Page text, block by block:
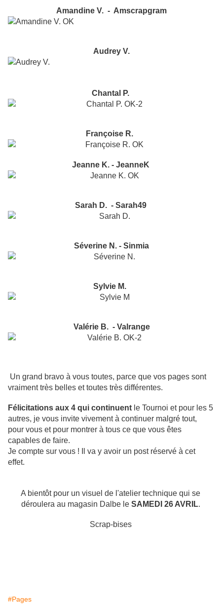
Amandine V. - Amscrapgram
Audrey V.
Chantal P.
Françoise R.
Jeanne K. - JeanneK
Sarah D. - Sarah49
Séverine N. - Sinmia
Sylvie M.
Valérie B. - Valrange
Un grand bravo à vous toutes, parce que vos pages sont
vraiment très belles et toutes très différentes.
Félicitations aux 4 qui continuent le Tournoi et pour les 5
autres, je vous invite vivement à continuer malgré tout,
pour vous et pour montrer à tous ce que vous êtes
capables de faire.
Je compte sur vous ! Il va y avoir un post réservé à cet
effet.
A bientôt pour un visuel de l'atelier technique qui se
déroulera au magasin Dalbe le SAMEDI 26 AVRIL.
Scrap-bises
#Pages